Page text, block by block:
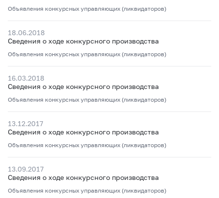
Объявления конкурсных управляющих (ликвидаторов)
18.06.2018
Сведения о ходе конкурсного производства
Объявления конкурсных управляющих (ликвидаторов)
16.03.2018
Сведения о ходе конкурсного производства
Объявления конкурсных управляющих (ликвидаторов)
13.12.2017
Сведения о ходе конкурсного производства
Объявления конкурсных управляющих (ликвидаторов)
13.09.2017
Сведения о ходе конкурсного производства
Объявления конкурсных управляющих (ликвидаторов)